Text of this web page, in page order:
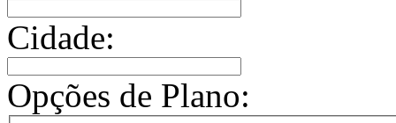
Cidade:
Opções de Plano: